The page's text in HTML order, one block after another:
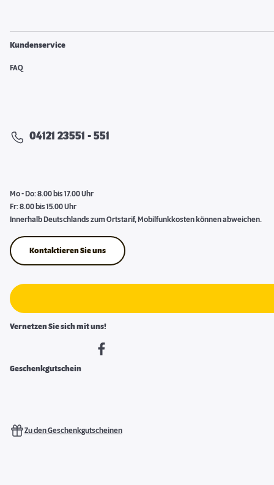
Kundenservice
FAQ
04121 23551 - 551
Mo - Do: 8.00 bis 17.00 Uhr
Fr: 8.00 bis 15.00 Uhr
Innerhalb Deutschlands zum Ortstarif, Mobilfunkkosten können abweichen.
Kontaktieren Sie uns
Vernetzen Sie sich mit uns!
Geschenkgutschein
Zu den Geschenkgutscheinen